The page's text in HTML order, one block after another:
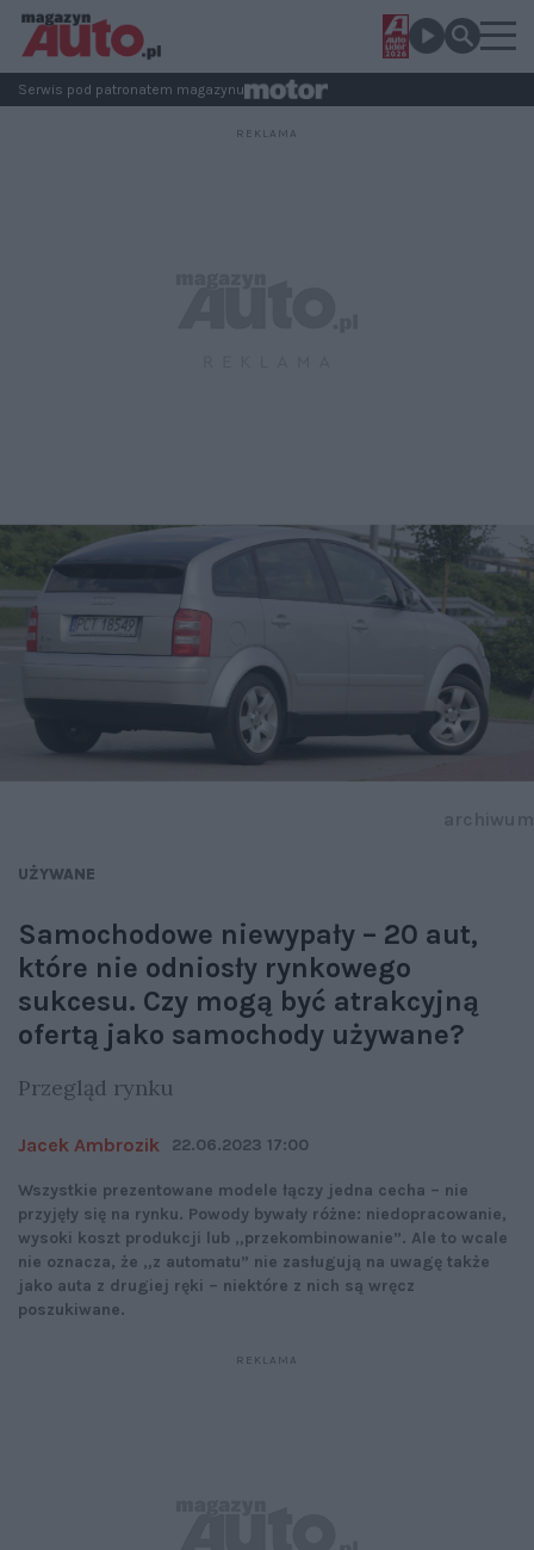
Serwis pod patronatem magazynu
UŻYWANE
Samochodowe niewypały – 20 aut,
które nie odniosły rynkowego
sukcesu. Czy mogą być atrakcyjną
ofertą jako samochody używane?
Przegląd rynku
Jacek Ambrozik 22.06.2023 17:00
Wszystkie prezentowane modele łączy jedna cecha – nie
przyjęły się na rynku. Powody bywały różne: niedopracowanie,
wysoki koszt produkcji lub „przekombinowanie”. Ale to wcale
nie oznacza, że „z automatu” nie zasługują na uwagę także
jako auta z drugiej ręki – niektóre z nich są wręcz
poszukiwane.